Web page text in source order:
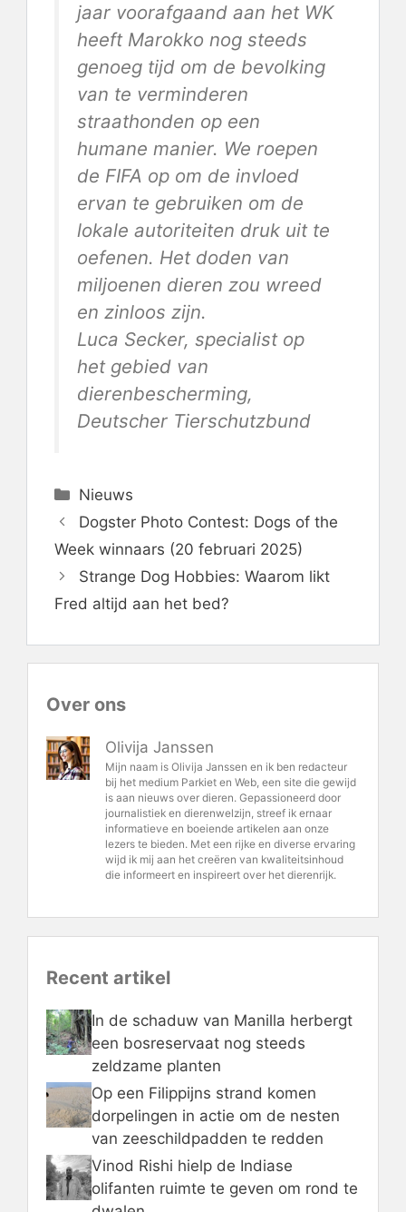
jaar voorafgaand aan het WK
heeft Marokko nog steeds
genoeg tijd om de bevolking
van te verminderen
straathonden op een
humane manier. We roepen
de FIFA op om de invloed
ervan te gebruiken om de
lokale autoriteiten druk uit te
oefenen. Het doden van
miljoenen dieren zou wreed
en zinloos zijn.
Luca Secker, specialist op
het gebied van
dierenbescherming,
Deutscher Tierschutzbund
Categorieën
Nieuws
Dogster Photo Contest: Dogs of the
Week winnaars (20 februari 2025)
Strange Dog Hobbies: Waarom likt
Fred altijd aan het bed?
Over ons
Olivija Janssen
Mijn naam is Olivija Janssen en ik ben redacteur
bij het medium Parkiet en Web, een site die gewijd
is aan nieuws over dieren. Gepassioneerd door
journalistiek en dierenwelzijn, streef ik ernaar
informatieve en boeiende artikelen aan onze
lezers te bieden. Met een rijke en diverse ervaring
wijd ik mij aan het creëren van kwaliteitsinhoud
die informeert en inspireert over het dierenrijk.
Recent artikel
In de schaduw van Manilla herbergt
een bosreservaat nog steeds
zeldzame planten
Op een Filippijns strand komen
dorpelingen in actie om de nesten
van zeeschildpadden te redden
Vinod Rishi hielp de Indiase
olifanten ruimte te geven om rond te